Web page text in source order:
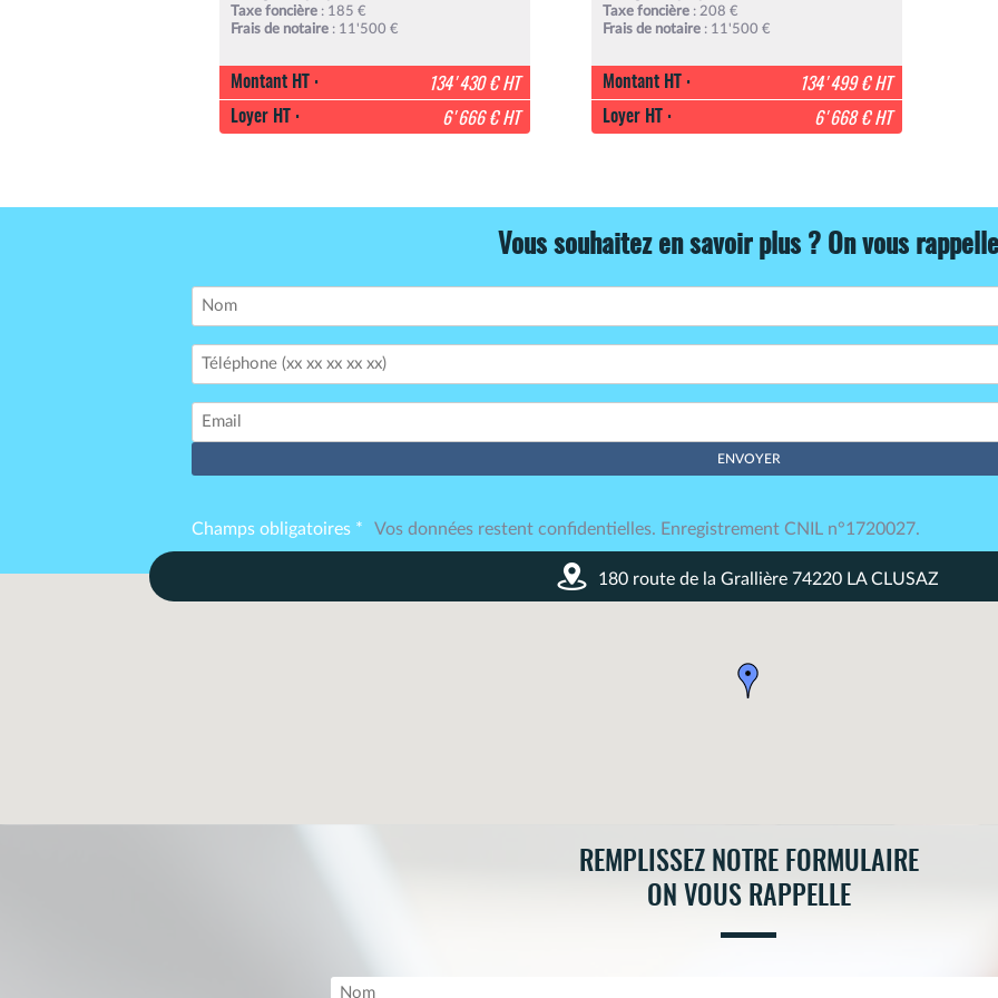
Taxe foncière : 185 €
Frais de notaire : 11'500 €
Montant HT :
134'430 € HT
Loyer HT :
6'666 € HT
Taxe foncière: 208 €
Frais de notaire: 11'500 €
Montant HT :
134'499 € HT
Loyer HT :
6'668 € HT
Vous souhaitez en savoir plus ? On vous rappelle
Champs obligatoires * Vos données restent confidentielles. Enregistrement CNIL n°1720027.
180 route de la Grallière 74220 LA CLUSAZ
REMPLISSEZ NOTRE FORMULAIRE
ON VOUS RAPPELLE